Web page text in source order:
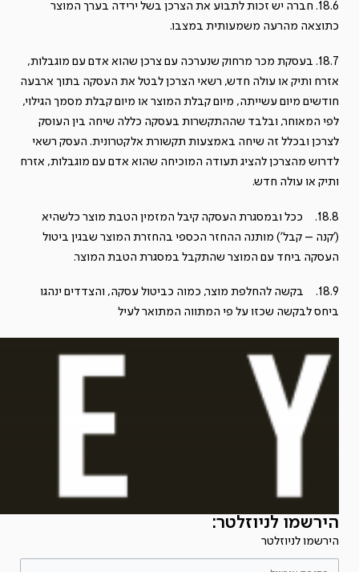
18.6. חברה יש זכות לתבוע את הצרכן בשל ירידה בערך המוצר
כתוצאה מהרעה משמעותית במצבו.
18.7. בעסקת מכר מרחוק שנערכה עם צרכן שהוא אדם עם מוגבלות,
אזרח ותיק או עולה חדש, רשאי הצרכן לבטל את העסקה בתוך ארבעה
חודשים מיום עשייתה, מיום קבלת המוצר או מיום קבלת מסמך הגילוי,
לפי המאוחר, ובלבד שההתקשרות בעסקה כללה שיחה בין העוסק
לצרכן ובכלל זה שיחה באמצעות תקשורת אלקטרונית. העסק רשאי
לדרוש מהצרכן להציג תעודה המוכיחה שהוא אדם עם מוגבלות, אזרח
ותיק או עולה חדש.
18.8. ככל ובמסגרת העסקה קיבל המזמין הטבת מוצר כלשהיא
('קנה – קבל') מותנה ההחזר הכספי בהחזרת המוצר שבגין ביטול
העסקה ביחד עם המוצר שהתקבל במסגרת הטבת המוצר.
18.9. בקשה להחלפת מוצר, כמוה כביטול עסקה, והצדדים ינהגו
ביחס לבקשה שכזו על פי המתווה המתואר לעיל
הירשמו לניוזלטר:
הירשמו לניוזלטר